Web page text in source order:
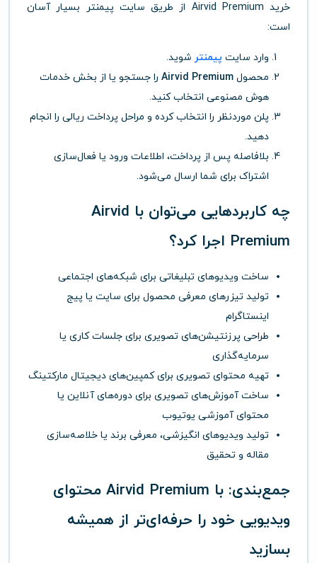
خرید Airvid Premium از طریق سایت پیمنتر بسیار آسان
است:
وارد سایت پیمنتر شوید.
محصول Airvid Premium را جستجو یا از بخش خدمات
هوش مصنوعی انتخاب کنید.
پلن موردنظر را انتخاب کرده و مراحل پرداخت ریالی را انجام
دهید.
بلافاصله پس از پرداخت، اطلاعات ورود یا فعال‌سازی
اشتراک برای شما ارسال می‌شود.
چه کاربردهایی می‌توان با Airvid
Premium اجرا کرد؟
ساخت ویدیوهای تبلیغاتی برای شبکه‌های اجتماعی
تولید تیزرهای معرفی محصول برای سایت یا پیج
اینستاگرام
طراحی پرزنتیشن‌های تصویری برای جلسات کاری یا
سرمایه‌گذاری
تهیه محتوای تصویری برای کمپین‌های دیجیتال مارکتینگ
ساخت آموزش‌های تصویری برای دوره‌های آنلاین یا
محتوای آموزشی یوتیوب
تولید ویدیوهای انگیزشی، معرفی برند یا خلاصه‌سازی
مقاله و تحقیق
جمع‌بندی: با Airvid Premium محتوای
ویدیویی خود را حرفه‌ای‌تر از همیشه
بسازید